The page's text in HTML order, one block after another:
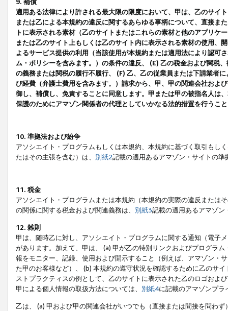
9. 補償
適用ある法律により許される最大限の限度において、甲は、乙のサイ
または乙による本規約の違反に関するあらゆる事柄について、直接ま
トに表示される素材（乙のサイトまたはこれらの素材と他のアプリ
または乙のサイト上もしくは乙のサイト内に表示される素材の使用、
よるサービス提供の利用（当該使用が本規約または適用法により認可
ム・ポリシーを含みます。）の条件の違反、 (E) 乙の税金および関税
の義務または関税の履行不履行、 (F) 乙、乙の従業員または下請業者
び経費（弁護士費用を含みます。）請求から、甲、甲の関連会社およ
御し、補償し、免責することに同意します。甲または甲の被指名人は
保護のためにアマゾン関係者の代理としていかなる法的措置を行うこ
10. 準拠法および紛争
アソシエイト・プログラムもしくは本規約、本規約に基づく取引もし
たはその主張を含む）は、 別紙2記載の適用あるアマゾン・サイトの
11. 税金
アソシエイト・プログラムまたは本規約（本規約の実際の違反または
の関係に関する税金および関連義務は、 別紙3記載の適用あるアマゾン
12. 雑則
甲は、随時乙に対し、アソシエイト・プログラムに関する通知（電子
があります。加えて、甲は、 (a) 甲が乙の特別リンクおよびプログラ
報をモニター、記録、使用および開示すること（例えば、アマゾン・
た甲のお客様など）、 (b) 本規約の遵守状況を確認するために乙のサ
ストプラクティスの例として、乙のサイトに表示された乙のロゴおよ
甲による個人情報の取扱方法については、 別紙4に記載のアマゾンプ
乙は、 (a) 甲および甲の関連会社がいつでも（直接または間接を問わ